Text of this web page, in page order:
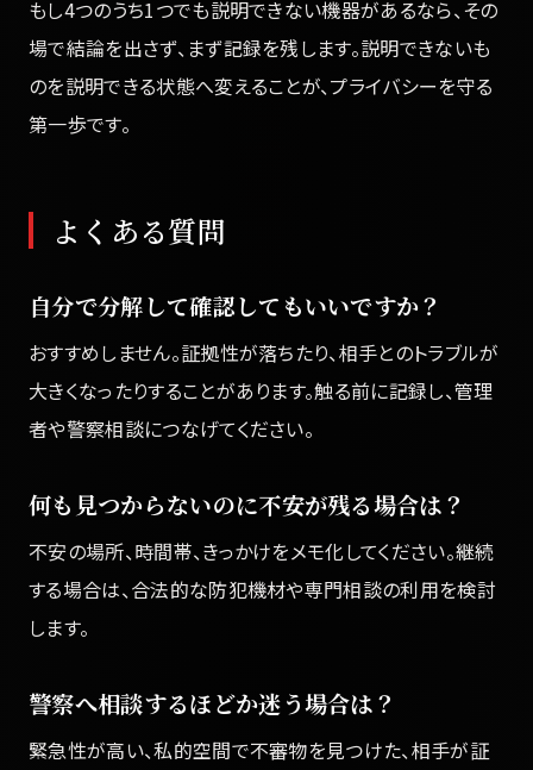
もし4つのうち1つでも説明できない機器があるなら、その
場で結論を出さず、まず記録を残します。説明できないも
のを説明できる状態へ変えることが、プライバシーを守る
第一歩です。
よくある質問
自分で分解して確認してもいいですか？
おすすめしません。証拠性が落ちたり、相手とのトラブルが
大きくなったりすることがあります。触る前に記録し、管理
者や警察相談につなげてください。
何も見つからないのに不安が残る場合は？
不安の場所、時間帯、きっかけをメモ化してください。継続
する場合は、合法的な防犯機材や専門相談の利用を検討
します。
警察へ相談するほどか迷う場合は？
緊急性が高い、私的空間で不審物を見つけた、相手が証